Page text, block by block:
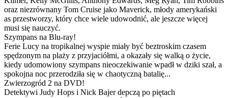
oraz niezrównany Tom Cruise jako Maverick, młody amerykański
as przestworzy, który chce wiele udowodnić, ale jeszcze więcej
musi się nauczyć.
Szympans na Blu-ray!
Ferie Lucy na tropikalnej wyspie miały być beztroskim czasem
spędzonym na plaży z przyjaciółmi, a okazały się walką o życie,
kiedy udomowiony szympans nieoczekiwanie wpadł w dziki szał, a
spokojna noc przerodziła się w chaotyczną batalię...
Zwierzogród 2 na DVD!
Detektywi Judy Hops i Nick Bajer depczą po piętach